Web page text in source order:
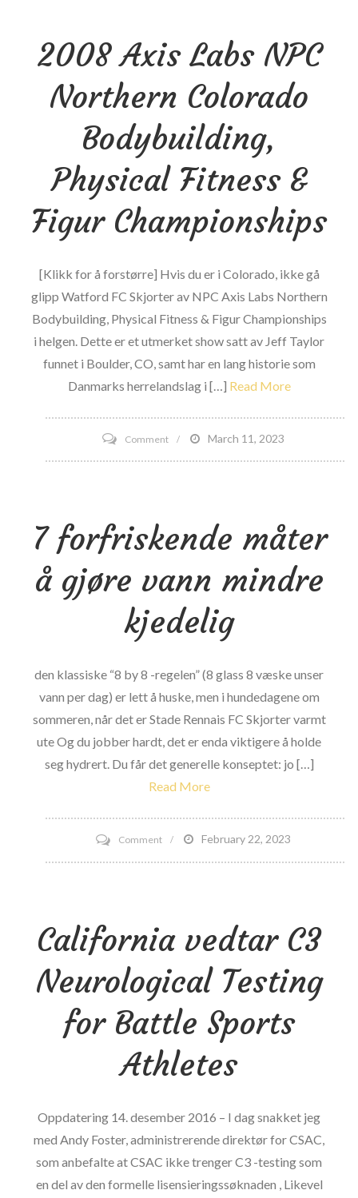
lisensiere
Kelvin
Gastelum
for
206
2008 Axis Labs NPC
Northern Colorado
Bodybuilding,
Physical Fitness &
Figur Championships
[Klikk for å forstørre] Hvis du er i Colorado, ikke gå
glipp Watford FC Skjorter av NPC Axis Labs Northern
Bodybuilding, Physical Fitness & Figur Championships
i helgen. Dette er et utmerket show satt av Jeff Taylor
funnet i Boulder, CO, samt har en lang historie som
Danmarks herrelandslag i […] Read More
Commenton
2008
Northern
Bodybuilding,
Physical
Figur
Championships
March 11, 2023
7 forfriskende måter
å gjøre vann mindre
kjedelig
den klassiske “8 by 8 -regelen” (8 glass 8 væske unser
vann per dag) er lett å huske, men i hundedagene om
sommeren, når det er Stade Rennais FC Skjorter varmt
ute Og du jobber hardt, det er enda viktigere å holde
seg hydrert. Du får det generelle konseptet: jo […]
Read More
Commenton
7
gjøre
vann
mindre
kjedelig
February 22, 2023
California vedtar C3
Neurological Testing
for Battle Sports
Athletes
Oppdatering 14. desember 2016 – I dag snakket jeg
med Andy Foster, administrerende direktør for CSAC,
som anbefalte at CSAC ikke trenger C3 -testing som
en del av den formelle lisensieringssøknaden , Likevel